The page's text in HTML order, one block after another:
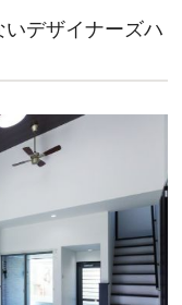
デザイナーズハ